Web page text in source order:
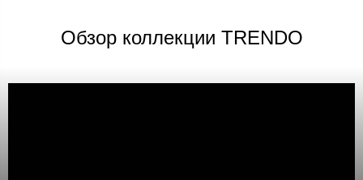
Обзор коллекции TRENDO